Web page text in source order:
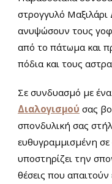
στρογγυλό
ανυψώσουν τους
από το πάτωμα και
πόδια και τους
Σε συνδυασμό με ένα
Διαλογισμού σας
σπονδυλική σας
ευθυγραμμισμένη
υποστηρίζει την
θέσεις που